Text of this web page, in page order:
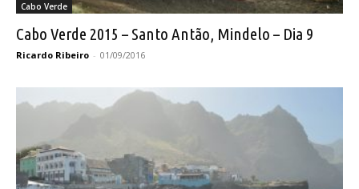
Cabo Verde
Cabo Verde 2015 – Santo Antão, Mindelo – Dia 9
Ricardo Ribeiro - 01/09/2016